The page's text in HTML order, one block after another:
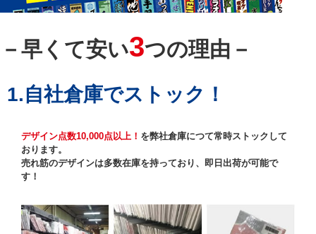
－早くて安い3つの理由－
1.自社倉庫でストック！
デザイン点数10,000点以上！ を弊社倉庫につて常時ストックして
おります。
売れ筋のデザインは多数在庫を持っており、即日出荷が可能で
す！